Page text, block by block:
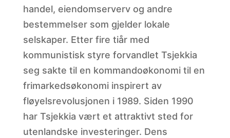
handel, eiendomserverv og andre
bestemmelser som gjelder lokale
selskaper. Etter fire tiår med
kommunistisk styre forvandlet Tsjekkia
seg sakte til en kommandoøkonomi til en
frimarkedsøkonomi inspirert av
fløyelsrevolusjonen i 1989. Siden 1990
har Tsjekkia vært et attraktivt sted for
utenlandske investeringer. Dens